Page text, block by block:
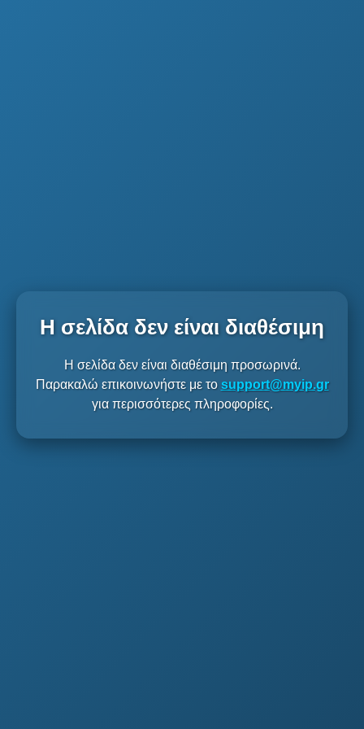
Η σελίδα δεν είναι διαθέσιμη
Η σελίδα δεν είναι διαθέσιμη προσωρινά.
Παρακαλώ επικοινωνήστε με το support@myip.gr
για περισσότερες πληροφορίες.